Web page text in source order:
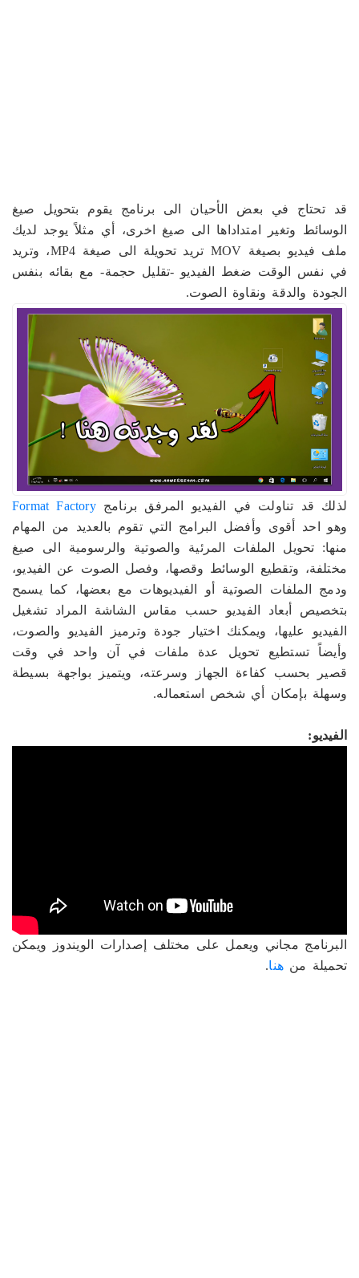
قد تحتاج في بعض الأحيان الى برنامج يقوم بتحويل صيغ
الوسائط وتغير امتداداها الى صيغ اخرى، أي مثلاً يوجد لديك
ملف فيديو بصيغة MOV تريد تحويلة الى صيغة MP4، وتريد
في نفس الوقت ضغط الفيديو -تقليل حجمة- مع بقائه بنفس
الجودة والدقة ونقاوة الصوت.
لذلك قد تناولت في الفيديو المرفق برنامجFormat Factory
وهو احد أقوى وأفضل البرامج التي تقوم بالعديد من المهام
منها: تحويل الملفات المرئية والصوتية والرسومية الى صيغ
مختلفة، وتقطيع الوسائط وقصها، وفصل الصوت عن الفيديو،
ودمج الملفات الصوتية أو الفيديوهات مع بعضها، كما يسمح
بتخصيص أبعاد الفيديو حسب مقاس الشاشة المراد تشغيل
الفيديو عليها، ويمكنك اختيار جودة وترميز الفيديو والصوت،
وأيضاً تستطيع تحويل عدة ملفات في آن واحد في وقت
قصير بحسب كفاءة الجهاز وسرعته، ويتميز بواجهة بسيطة
وسهلة بإمكان أي شخص استعماله.
الفيديو:
البرنامج مجاني ويعمل على مختلف إصدارات الويندوز ويمكن
تحميلة من هنا.